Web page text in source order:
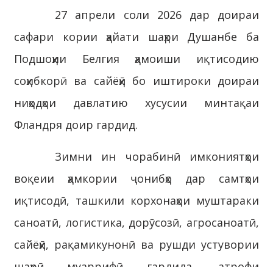
27 апрели соли 2026 дар доираи
сафари кории ҳайати шаҳри Душанбе ба
Подшоҳии Белгия ҳамоиши иқтисодию
соҳибкорӣ ва сайёҳӣ бо иштироки доираи
ниҳодҳои давлатию хусусии минтақаи
Фландря доир гардид.
Зимни ин чорабинӣ имкониятҳои
воқеии ҳамкории ҷонибҳо дар самтҳои
иқтисодӣ, ташкили корхонаҳои муштараки
саноатӣ, логистика, дорӯсозӣ, агросаноатӣ,
сайёҳӣ, рақамикунонӣ ва рушди устувории